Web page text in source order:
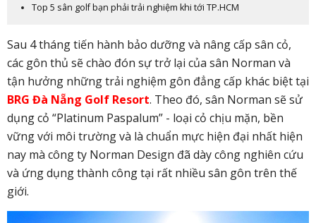
Top 5 sân golf bạn phải trải nghiệm khi tới TP.HCM
Sau 4 tháng tiến hành bảo dưỡng và nâng cấp sân cỏ,
các gôn thủ sẽ chào đón sự trở lại của sân Norman và
tận hưởng những trải nghiệm gôn đẳng cấp khác biệt tại
BRG Đà Nẵng Golf Resort. Theo đó, sân Norman sẽ sử
dụng cỏ “Platinum Paspalum” - loại cỏ chịu mặn, bền
vững với môi trường và là chuẩn mực hiện đại nhất hiện
nay mà công ty Norman Design đã dày công nghiên cứu
và ứng dụng thành công tại rất nhiều sân gôn trên thế
giới.